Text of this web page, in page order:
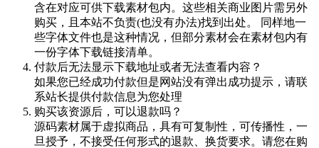
含在对应可供下载素材包内。这些相关商业图片需另外
购买，且本站不负责(也没有办法)找到出处。 同样地一
些字体文件也是这种情况，但部分素材会在素材包内有
一份字体下载链接清单。
付款后无法显示下载地址或者无法查看内容？
如果您已经成功付款但是网站没有弹出成功提示，请联
系站长提供付款信息为您处理
购买该资源后，可以退款吗？
源码素材属于虚拟商品，具有可复制性，可传播性，一
旦授予，不接受任何形式的退款、换货要求。请您在购